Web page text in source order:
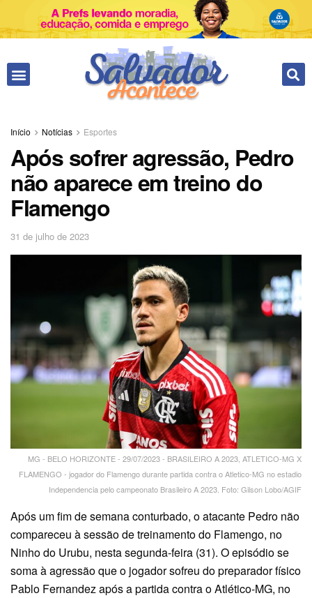
Início Notícias Esportes
Após sofrer agressão, Pedro
não aparece em treino do
Flamengo
31 de julho de 2023
MG - BELO HORIZONTE - 29/07/2023 - BRASILEIRO A 2023, ATLETICO-MG X
FLAMENGO - jogador do Flamengo durante partida contra o Atletico-MG no estadio
Independencia pelo campeonato Brasileiro A 2023. Foto: Gilson Lobo/AGIF
Após um fim de semana conturbado, o atacante Pedro não
compareceu à sessão de treinamento do Flamengo, no
Ninho do Urubu, nesta segunda-feira (31). O episódio se
soma à agressão que o jogador sofreu do preparador físico
Pablo Fernandez após a partida contra o Atlético-MG, no